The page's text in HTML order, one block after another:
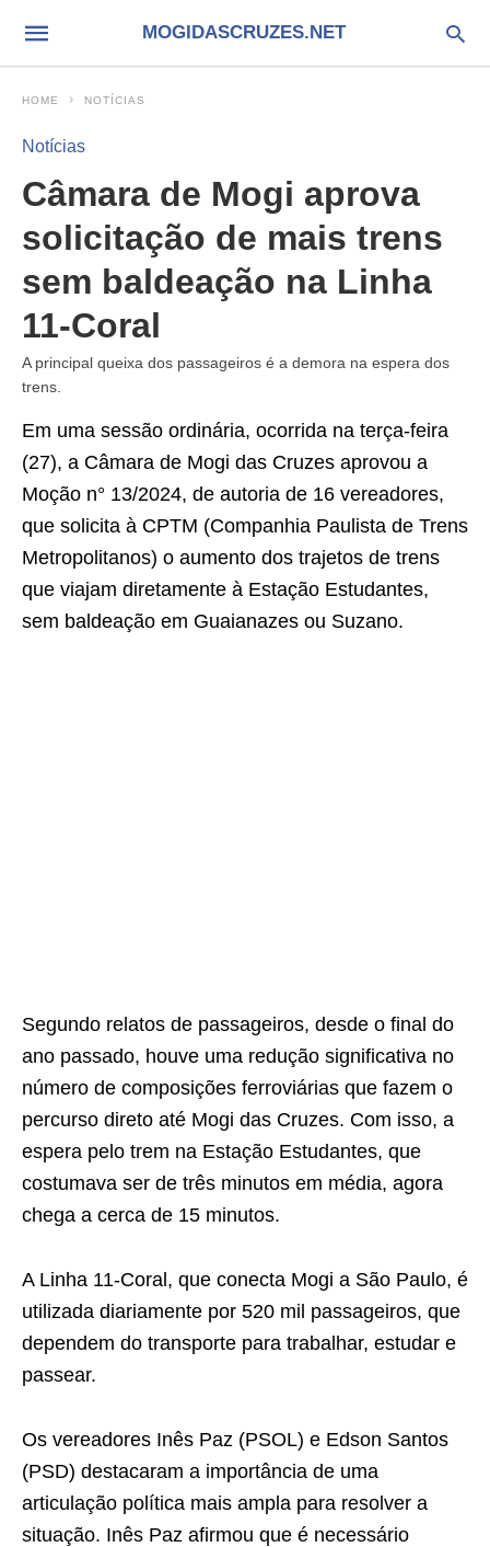
MOGIDASCRUZES.NET
HOME NOTÍCIAS
Notícias
Câmara de Mogi aprova
solicitação de mais trens
sem baldeação na Linha
11-Coral
A principal queixa dos passageiros é a demora na espera dos
trens.
Em uma sessão ordinária, ocorrida na terça-feira
(27), a Câmara de Mogi das Cruzes aprovou a
Moção n° 13/2024, de autoria de 16 vereadores,
que solicita à CPTM (Companhia Paulista de Trens
Metropolitanos) o aumento dos trajetos de trens
que viajam diretamente à Estação Estudantes,
sem baldeação em Guaianazes ou Suzano.
Segundo relatos de passageiros, desde o final do
ano passado, houve uma redução significativa no
número de composições ferroviárias que fazem o
percurso direto até Mogi das Cruzes. Com isso, a
espera pelo trem na Estação Estudantes, que
costumava ser de três minutos em média, agora
chega a cerca de 15 minutos.
A Linha 11-Coral, que conecta Mogi a São Paulo, é
utilizada diariamente por 520 mil passageiros, que
dependem do transporte para trabalhar, estudar e
passear.
Os vereadores Inês Paz (PSOL) e Edson Santos
(PSD) destacaram a importância de uma
articulação política mais ampla para resolver a
situação. Inês Paz afirmou que é necessário